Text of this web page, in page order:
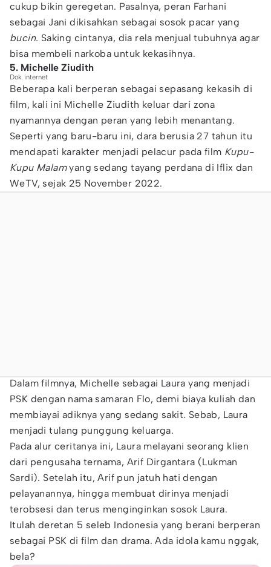
cukup bikin geregetan. Pasalnya, peran Farhani
sebagai Jani dikisahkan sebagai sosok pacar yang
bucin. Saking cintanya, dia rela menjual tubuhnya agar
bisa membeli narkoba untuk kekasihnya.
5. Michelle Ziudith
Dok. internet
Beberapa kali berperan sebagai sepasang kekasih di
film, kali ini Michelle Ziudith keluar dari zona
nyamannya dengan peran yang lebih menantang.
Seperti yang baru-baru ini, dara berusia 27 tahun itu
mendapati karakter menjadi pelacur pada film Kupu-
Kupu Malamyang sedang tayang perdana di Iflix dan
WeTV, sejak 25 November 2022.
Dalam filmnya, Michelle sebagai Laura yang menjadi
PSK dengan nama samaran Flo, demi biaya kuliah dan
membiayai adiknya yang sedang sakit. Sebab, Laura
menjadi tulang punggung keluarga.
Pada alur ceritanya ini, Laura melayani seorang klien
dari pengusaha ternama, Arif Dirgantara (Lukman
Sardi). Setelah itu, Arif pun jatuh hati dengan
pelayanannya, hingga membuat dirinya menjadi
terobsesi dan terus menginginkan sosok Laura.
Itulah deretan 5 seleb Indonesia yang berani berperan
sebagai PSK di film dan drama. Ada idola kamu nggak,
bela?